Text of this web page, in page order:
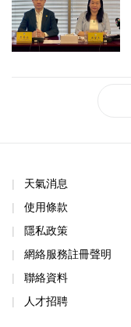
天氣消息
使用條款
隱私政策
網絡服務註冊聲明
聯絡資料
人才招聘